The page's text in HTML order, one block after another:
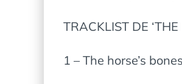
TRACKLIST DE ‘THE
1 – The horse’s